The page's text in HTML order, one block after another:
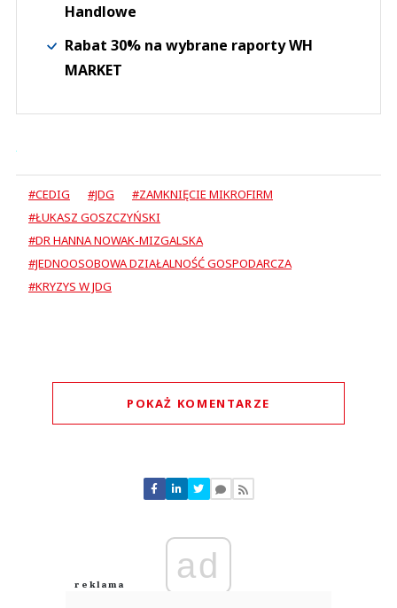
Handlowe
Rabat 30% na wybrane raporty WH
MARKET
#CEDIG #JDG
#ZAMKNIĘCIE MIKROFIRM
#ŁUKASZ GOSZCZYŃSKI
#DR HANNA NOWAK-MIZGALSKA
#JEDNOOSOBOWA DZIAŁALNOŚĆ GOSPODARCZA
#KRYZYS W JDG
POKAŻ KOMENTARZE
Nie znaleziono komentarzy
Zostaw swoje komentarze
Anuluj
ad